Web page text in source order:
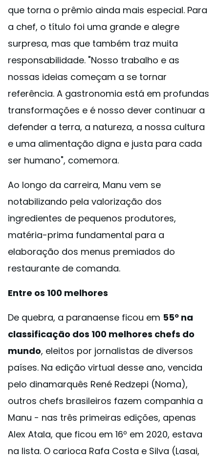
que torna o prêmio ainda mais especial. Para
a chef, o título foi uma grande e alegre
surpresa, mas que também traz muita
responsabilidade. "Nosso trabalho e as
nossas ideias começam a se tornar
referência. A gastronomia está em profundas
transformações e é nosso dever continuar a
defender a terra, a natureza, a nossa cultura
e uma alimentação digna e justa para cada
ser humano", comemora.
Ao longo da carreira, Manu vem se
notabilizando pela valorização dos
ingredientes de pequenos produtores,
matéria-prima fundamental para a
elaboração dos menus premiados do
restaurante de comanda.
Entre os 100 melhores
De quebra, a paranaense ficou em 55º na
classificação dos 100 melhores chefs do
mundo, eleitos por jornalistas de diversos
países. Na edição virtual desse ano, vencida
pelo dinamarquês René Redzepi (Noma),
outros chefs brasileiros fazem companhia a
Manu - nas três primeiras edições, apenas
Alex Atala, que ficou em 16º em 2020, estava
na lista. O carioca Rafa Costa e Silva (Lasai,